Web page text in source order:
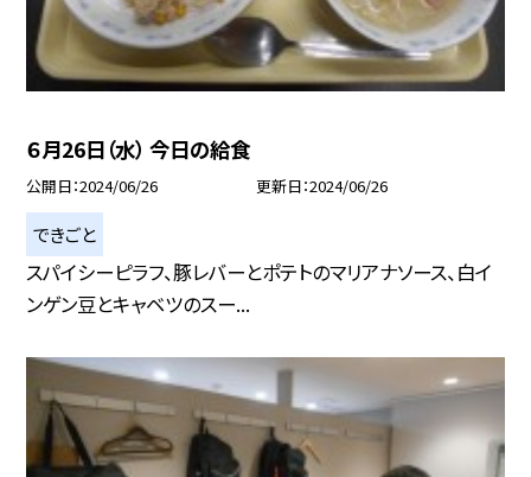
６月26日（水） 今日の給食
公開日 2024/06/26 更新日 2024/06/26
できごと
スパイシーピラフ、豚レバーとポテトのマリアナソース、白イ
ンゲン豆とキャベツのスー...